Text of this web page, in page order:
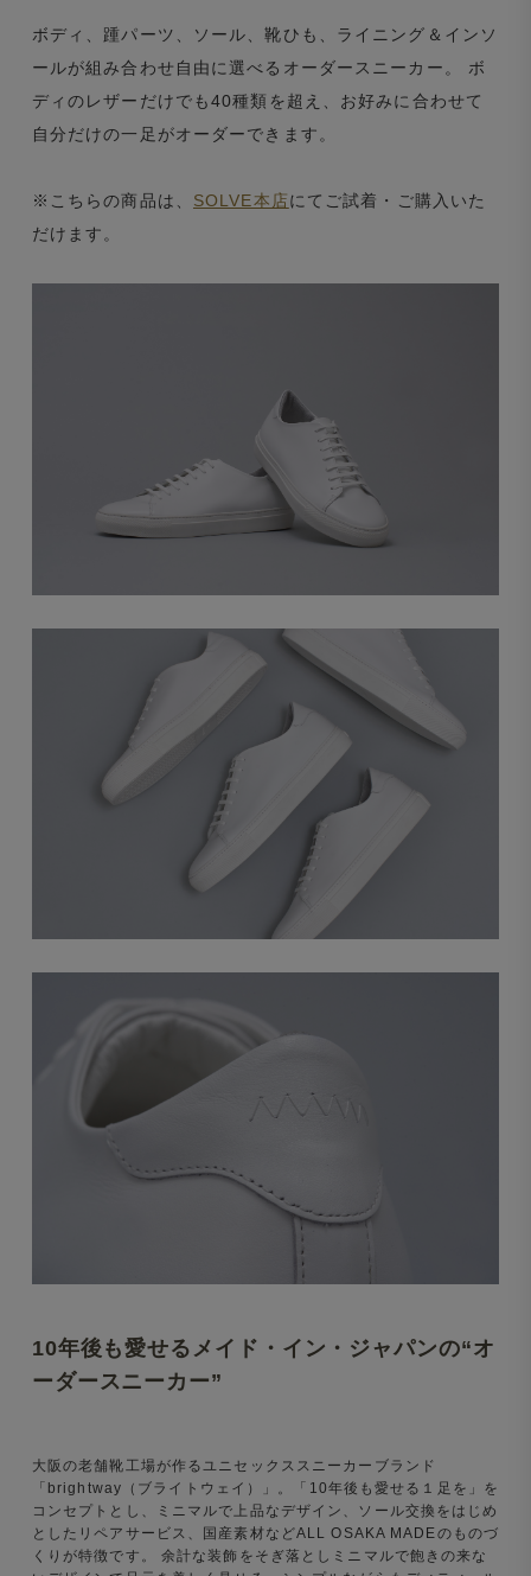
ボディ、踵パーツ、ソール、靴ひも、ライニング＆インソ
ールが組み合わせ自由に選べるオーダースニーカー。 ボ
ディのレザーだけでも40種類を超え、お好みに合わせて
自分だけの一足がオーダーできます。
※こちらの商品は、 SOLVE本店にてご試着・ご購入いた
だけます。
10年後も愛せるメイド・イン・ジャパンの“オ
ーダースニーカー”
大阪の老舗靴工場が作るユニセックススニーカーブランド
「brightway（ブライトウェイ）」。「10年後も愛せる１足を」を
コンセプトとし、ミニマルで上品なデザイン、ソール交換をはじめ
としたリペアサービス、国産素材などALL OSAKA MADEのものづ
くりが特徴です。 余計な装飾をそぎ落としミニマルで飽きの来な